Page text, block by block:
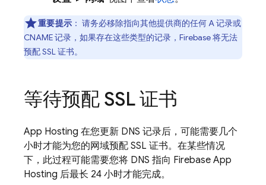
重要提示 ： 请务必移除指向其他提供商的任何 A 记录或
CNAME 记录，如果存在这些类型的记录，Firebase 将无法
预配 SSL 证书。
等待预配 SSL 证书
App Hosting 在您更新 DNS 记录后，可能需要几个
小时才能为您的网域预配 SSL 证书。在某些情况
下，此过程可能需要您将 DNS 指向 Firebase App
Hosting 后最长 24 小时才能完成。